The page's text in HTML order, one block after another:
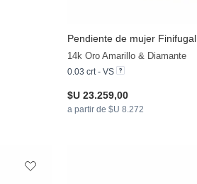
Pendiente de mujer Finifugal
14k Oro Amarillo & Diamante
0.03 crt - VS
$U 23.259,00
a partir de $U 8.272